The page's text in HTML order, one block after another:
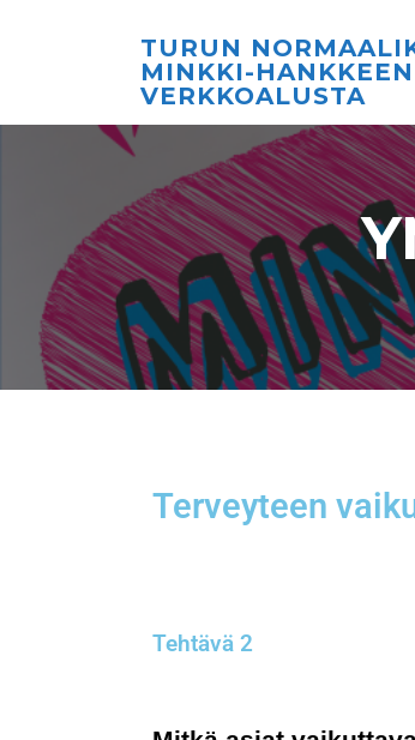
TURUN
MINKKI-HANKKEEN
VERKKOALUSTA
Terveyteen
Tehtävä 2